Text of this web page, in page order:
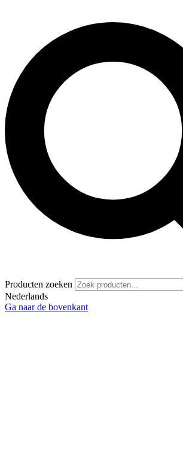
Producten zoeken
Nederlands
Ga naar de bovenkant